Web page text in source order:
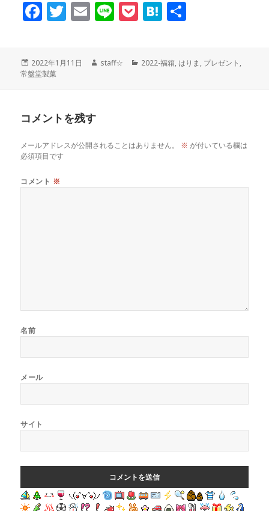
F
c
b
o
o
k
T
it
r
E
ai
Li
e
P
c
H
e
投
稿
2022年1月11日
作
staff☆
カ
2022-福箱, はりま , プレゼント ,
常盤堂製菓
コメントを残す
メールアドレスが公開されることはありません。 ※ が付いている欄は
必須項目です
コメント ※
名前
メール
サイト